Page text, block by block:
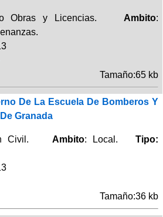
Obras y Licencias. Ambito:
Tamaño:65 kb
De La Escuela De Bomberos Y
Granada
Civil. Ambito: Local. Tipo:
Tamaño:36 kb